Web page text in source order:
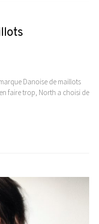
Danoise de maillots
faire trop, North a choisi de